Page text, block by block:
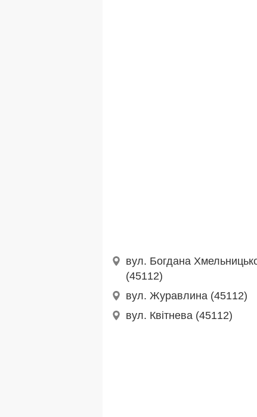
вул. Богдана
(45112)
вул. Журавлина (45112)
вул. Квітнева (45112)